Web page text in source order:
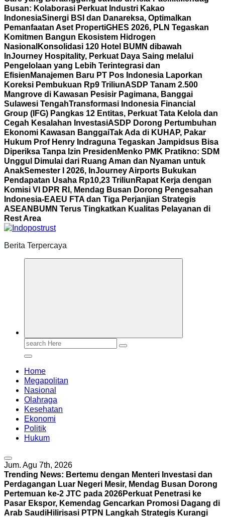
Busan: Kolaborasi Perkuat Industri Kakao
IndonesiaSinergi BSI dan Danareksa, Optimalkan
Pemanfaatan Aset PropertiGHES 2026, PLN Tegaskan
Komitmen Bangun Ekosistem Hidrogen
Nasional Konsolidasi 120 Hotel BUMN dibawah
InJourney Hospitality, Perkuat Daya Saing melalui
Pengelolaan yang Lebih Terintegrasi dan
Efisien Manajemen Baru PT Pos Indonesia Laporkan
Koreksi Pembukuan Rp9 TriliunASDP Tanam 2.500
Mangrove di Kawasan Pesisir Pagimana, Banggai
Sulawesi TengahTransformasi Indonesia Financial
Group (IFG) Pangkas 12 Entitas, Perkuat Tata Kelola dan
Cegah Kesalahan InvestasiASDP Dorong Pertumbuhan
Ekonomi Kawasan BanggaiTak Ada di KUHAP, Pakar
Hukum Prof Henry Indraguna Tegaskan Jampidsus Bisa
Diperiksa Tanpa Izin Presiden Menko PMK Pratikno: SDM
Unggul Dimulai dari Ruang Aman dan Nyaman untuk
AnakSemester I 2026, InJourney Airports Bukukan
Pendapatan Usaha Rp10,23 Triliun Rapat Kerja dengan
Komisi VI DPR RI, Mendag Busan Dorong Pengesahan
Indonesia-EAEU FTA dan Tiga Perjanjian Strategis
ASEAN BUMN Terus Tingkatkan Kualitas Pelayanan di
Rest Area
Berita Terpercaya
Search
Home
Megapolitan
Nasional
Olahraga
Kesehatan
Ekonomi
Politik
Hukum
Jum. Agu 7th, 2026
Trending News: Bertemu dengan Menteri Investasi dan
Perdagangan Luar Negeri Mesir, Mendag Busan Dorong
Pertemuan ke-2 JTC pada 2026Perkuat Penetrasi ke
Pasar Ekspor, Kemendag Gencarkan Promosi Dagang di
Arab SaudiHilirisasi PTPN Langkah Strategis Kurangi